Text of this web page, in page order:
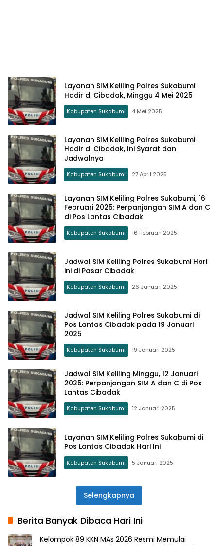
Layanan SIM Keliling Polres Sukabumi
Hadir di Cibadak, Minggu 4 Mei 2025
Kabupaten Sukabumi 4 Mei 2025
Layanan SIM Keliling Polres Sukabumi
Hadir di Cibadak, Ini Syarat dan
Jadwalnya
Kabupaten Sukabumi 27 April 2025
Layanan SIM Keliling Polres Sukabumi, 16
Februari 2025: Perpanjangan SIM A dan C
di Pos Lantas Cibadak
Kabupaten Sukabumi 16 Februari 2025
Jadwal SIM Keliling Polres Sukabumi Hari
ini di Pasar Cibadak
Kabupaten Sukabumi 26 Januari 2025
Jadwal SIM Keliling Polres Sukabumi di
Pos Lantas Cibadak pada 19 Januari
2025
Kabupaten Sukabumi 19 Januari 2025
Jadwal SIM Keliling Minggu, 12 Januari
2025: Perpanjangan SIM A dan C di Pos
Lantas Cibadak
Kabupaten Sukabumi 12 Januari 2025
Layanan SIM Keliling Polres Sukabumi di
Pos Lantas Cibadak Hari Ini
Kabupaten Sukabumi 5 Januari 2025
Selengkapnya
Berita Banyak Dibaca Hari Ini
Kelompok 89 KKN MAs 2026 Resmi Memulai